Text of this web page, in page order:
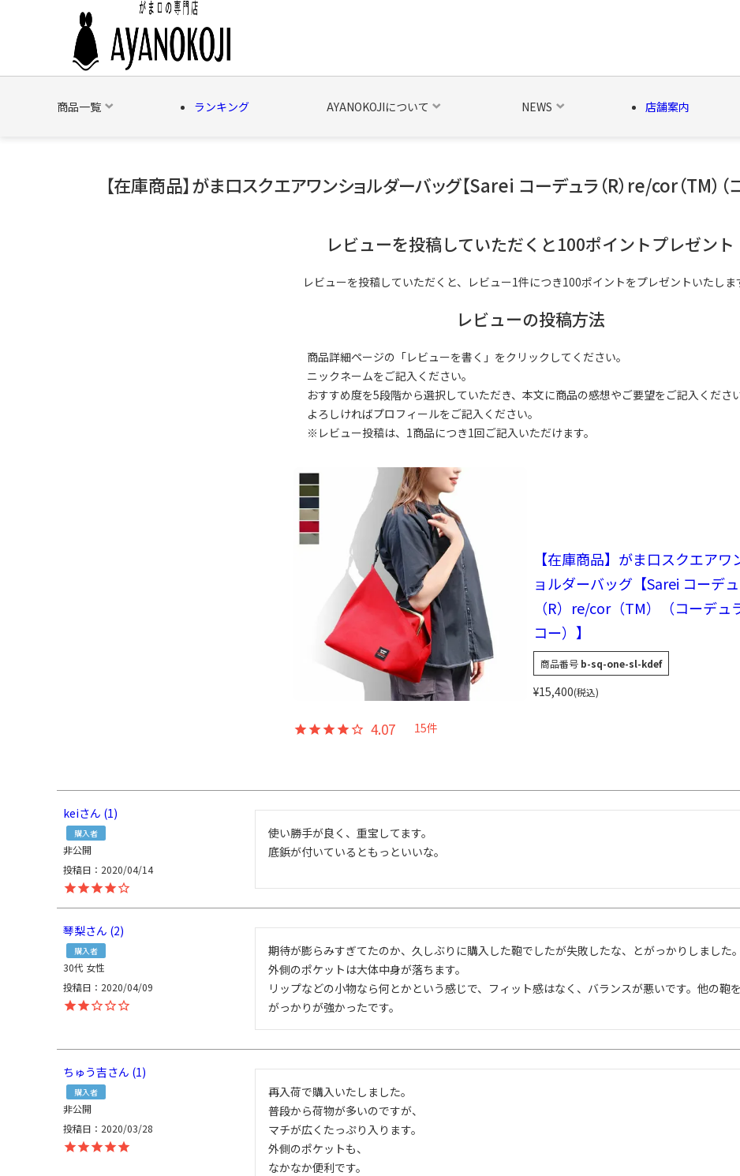
商品一覧 ランキング AYANOKOJIについて NEWS 店舗案内
財布 ポーチ 文具 日用雑貨 その他の雑貨 ベルト・関連商品 新商品 シーズン品 キャラクター
【在庫商品】がま口スクエアワンショルダーバッグ【Sarei コーデュラ（R）re/cor（TM）（
レビューを投稿していただくと100ポイントプレゼント
レビューを投稿していただくと、レビュー1件につき100ポイントをプレゼントいたしま
レビューの投稿方法
商品詳細ページの「レビューを書く」をクリックしてください。
ニックネームをご記入ください。
おすすめ度を5段階から選択していただき、本文に商品の感想やご要望をご記入ください
よろしければプロフィールをご記入ください。
※レビュー投稿は、1商品につき1回ご記入いただけます。
【在庫商品】がま口スクエアワ
ョルダーバッグ【Sarei コーデ
（R）re/cor（TM）（コーデュ
コー）】
商品番号 b-sq-one-sl-kdef
¥15,400 税込
4.07 15
kei 1
購入者
非公開
投稿日
2020/04/14
使い勝手が良く、重宝してます。
底鋲が付いているともっといいな。
琴梨 2
購入者
30代 女性
投稿日
2020/04/09
期待が膨らみすぎてたのか、久しぶりに購入した鞄でしたが失敗したな、とがっかりしました
外側のポケットは大体中身が落ちます。
リップなどの小物なら何とかという感じで、フィット感はなく、バランスが悪いです。他の鞄
ちゅう吉 1
購入者
非公開
投稿日
2020/03/28
再入荷で購入いたしました。
普段から荷物が多いのですが、
マチが広くたっぷり入ります。
外側のポケットも、
なかなか便利です。